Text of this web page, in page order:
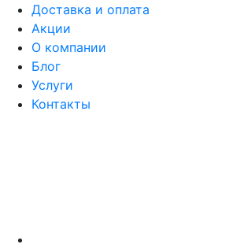
Доставка и оплата
Акции
О компании
Блог
Услуги
Контакты